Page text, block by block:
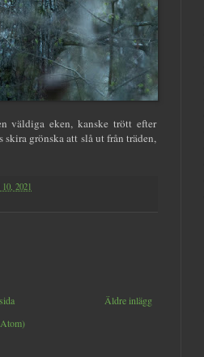
väldiga eken, kanske trött efter
grönska att slå ut från träden,
2021
Äldre inlägg